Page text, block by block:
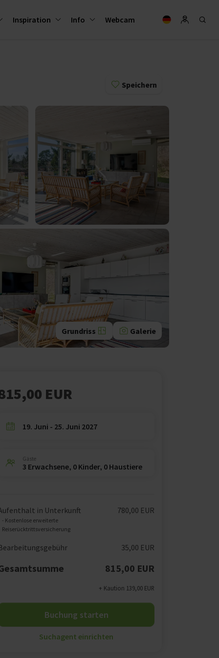
Inspiration Info Webcam
Speichern
Grundriss Galerie
EUR
19. Juni - 25. Juni 2027
Gäste
3 Erwachsene, 0 Kinder, 0 Haustiere
in Unterkunft
- Kostenlose erweiterte
Reiserücktrittsversicherung
780,00 EUR
35,00 EUR
815,00 EUR
+ Kaution 139,00 EUR
Buchung starten
Suchagent einrichten